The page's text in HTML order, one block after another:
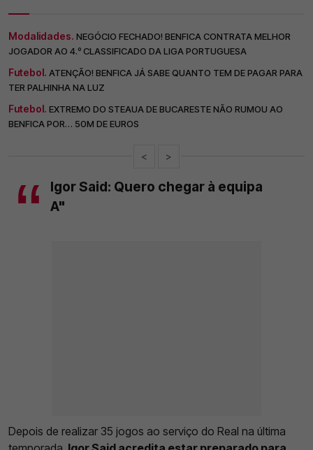
Modalidades. NEGÓCIO FECHADO! BENFICA CONTRATA MELHOR
JOGADOR AO 4.º CLASSIFICADO DA LIGA PORTUGUESA
Futebol. ATENÇÃO! BENFICA JÁ SABE QUANTO TEM DE PAGAR PARA
TER PALHINHA NA LUZ
Futebol. EXTREMO DO STEAUA DE BUCARESTE NÃO RUMOU AO
BENFICA POR… 50M DE EUROS
< >
Igor Said: Quero chegar à equipa
A"
Depois de realizar 35 jogos ao serviço do Real na última